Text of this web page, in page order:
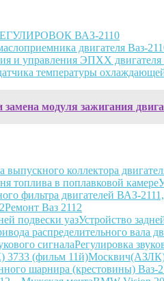
ВАЗ-2110
двигателя Ваз-
и управления ЭПХХ
температуры
замена модуля зажигания
Ремонт Ваз 2112
Устройство
Регулировка